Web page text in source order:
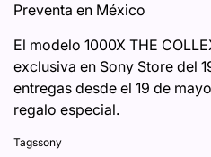
Preventa en México
El modelo 1000X THE
exclusiva en Sony Store del
entregas desde el 19 de
regalo especial.
Tagssony